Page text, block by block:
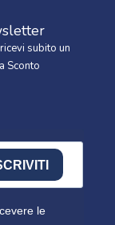
subito un
Sconto
le